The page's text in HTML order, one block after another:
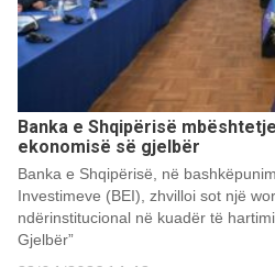
Banka e Shqipërisë
ekonomisë së gjelbër
Banka e Shqipërisë, në
Investimeve (BEI), zhvilloi sot një
ndërinstitucional në kuadër të
Gjelbër”